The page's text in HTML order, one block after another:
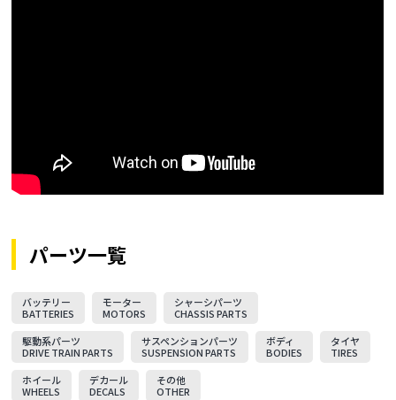
パーツ一覧
バッテリー
BATTERIES
モーター
MOTORS
シャーシパーツ
CHASSIS PARTS
駆動系パーツ
DRIVE TRAIN PARTS
サスペンションパーツ
SUSPENSION PARTS
ボディ
BODIES
タイヤ
TIRES
ホイール
WHEELS
デカール
DECALS
その他
OTHER